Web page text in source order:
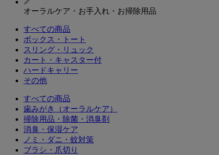
オーラルケア・お手入れ・お掃除用品
すべての商品
ボックス・トート
スリング・リュック
カート・キャスター付
ハードキャリー
その他
すべての商品
歯みがき（オーラルケア）
掃除用品・除菌・消臭剤
消臭・保湿ケア
ノミ・ダニ・蚊対策
ブラシ・爪切り